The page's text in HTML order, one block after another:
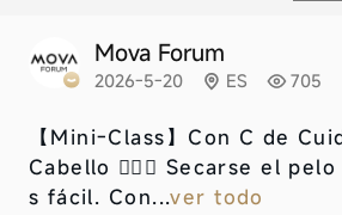
Mova Forum
2026-5-20 ES 705
【Mini-Class】 Con C de
Cabello 💇‍♀️✨ Secarse el
s fácil. Con...ver todo